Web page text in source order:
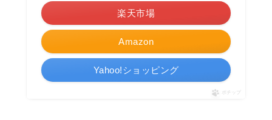
Amazon
楽天市場
Yahoo!ショッピング
ポチップ